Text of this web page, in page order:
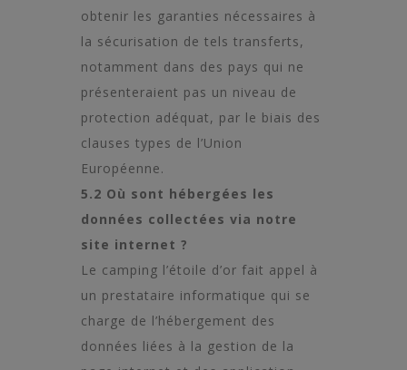
obtenir les garanties nécessaires à
la sécurisation de tels transferts,
notamment dans des pays qui ne
présenteraient pas un niveau de
protection adéquat, par le biais des
clauses types de l’Union
Européenne.
5.2 Où sont hébergées les
données collectées via notre
site internet ?
Le camping l’étoile d’or fait appel à
un prestataire informatique qui se
charge de l’hébergement des
données liées à la gestion de la